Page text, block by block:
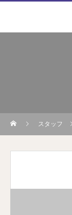
スタッフ